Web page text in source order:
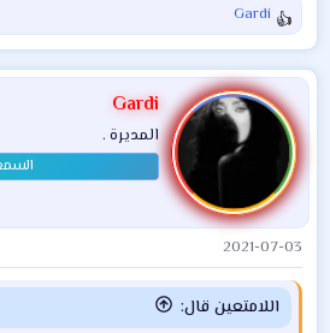
ا
ل
ت
ف
ا
ع
ل
ا
ت
:
Gardi
Gardi
المديرة .
2021-07-03
اللامتعين قال: